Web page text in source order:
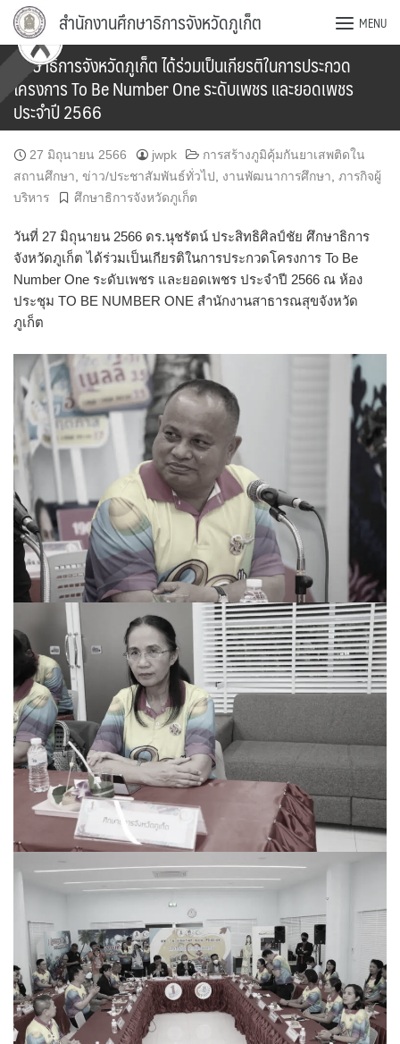
Skip
content
สำนักงานศึกษาธิการจังหวัดภูเก็ต MENU
ศึกษาธิการจังหวัดภูเก็ต ได้ร่วมเป็นเกียรติในการประกวด
โครงการ To Be Number One ระดับเพชร และยอดเพชร
ประจำปี 2566
27 มิถุนายน 2566 jwpk
การสร้างภูมิคุ้มกันยาเสพติดใน
สถานศึกษา ข่าว/ประชาสัมพันธ์ทั่วไป งานพัฒนาการศึกษา ภารกิจผู้
บริหาร
ศึกษาธิการจังหวัดภูเก็ต
วันที่ 27 มิถุนายน 2566 ดร.นุชรัตน์ ประสิทธิศิลป์ชัย ศึกษาธิการ
จังหวัดภูเก็ต ได้ร่วมเป็นเกียรติในการประกวดโครงการ To Be
Number One ระดับเพชร และยอดเพชร ประจำปี 2566 ณ ห้อง
ประชุม TO BE NUMBER ONE สำนักงานสาธารณสุขจังหวัด
ภูเก็ต